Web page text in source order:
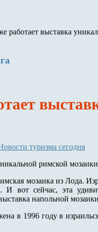
работает выставка
туризма сегодня
мозаика из Лода.
И вот сейчас, эта
напольной
в 1996 году в